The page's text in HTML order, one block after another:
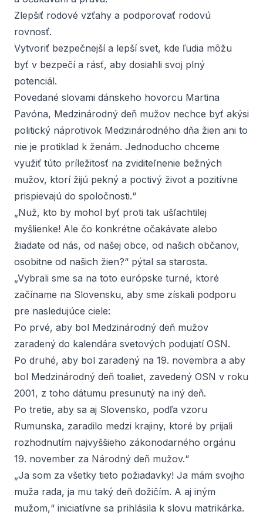
Zlepšiť rodové vzťahy a podporovať rodovú
rovnosť.
Vytvoriť bezpečnejší a lepší svet, kde ľudia môžu
byť v bezpečí a rásť, aby dosiahli svoj plný
potenciál.
Povedané slovami dánskeho hovorcu Martina
Pavóna, Medzinárodný deň mužov nechce byť akýsi
politický náprotivok Medzinárodného dňa žien ani to
nie je protiklad k ženám. Jednoducho chceme
využiť túto príležitosť na zviditeľnenie bežných
mužov, ktorí žijú pekný a poctivý život a pozitívne
prispievajú do spoločnosti.“
„Nuž, kto by mohol byť proti tak ušľachtilej
myšlienke! Ale čo konkrétne očakávate alebo
žiadate od nás, od našej obce, od našich občanov,
osobitne od našich žien?“ pýtal sa starosta.
„Vybrali sme sa na toto európske turné, ktoré
začíname na Slovensku, aby sme získali podporu
pre nasledujúce ciele:
Po prvé, aby bol Medzinárodný deň mužov
zaradený do kalendára svetových podujatí OSN.
Po druhé, aby bol zaradený na 19. novembra a aby
bol Medzinárodný deň toaliet, zavedený OSN v roku
2001, z toho dátumu presunutý na iný deň.
Po tretie, aby sa aj Slovensko, podľa vzoru
Rumunska, zaradilo medzi krajiny, ktoré by prijali
rozhodnutím najvyššieho zákonodarného orgánu
19. november za Národný deň mužov.“
„Ja som za všetky tieto požiadavky! Ja mám svojho
muža rada, ja mu taký deň dožičím. A aj iným
mužom,“ iniciatívne sa prihlásila k slovu matrikárka.